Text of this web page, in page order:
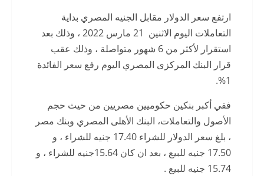
ارتفع سعر الدولار مقابل الجنيه المصري بداية
التعاملات اليوم الاثنين 21 مارس 2022 ، وذلك بعد
استقرار لأكثر من 6 شهور متواصلة ، وذلك عقب
قرار البنك المركزى المصري اليوم رفع سعر الفائدة
1%.
ففي أكبر بنكين حكوميين مصريين من حيث حجم
الأصول والتعاملات، البنك الأهلى المصري وبنك مصر
، بلغ سعر الدولار للشراء 17.40 جنيه للشراء ، و
17.50 جنيه للبيع ، بعد ان كان 15.64جنيه للشراء ، و
15.74 جنيه للبيع .